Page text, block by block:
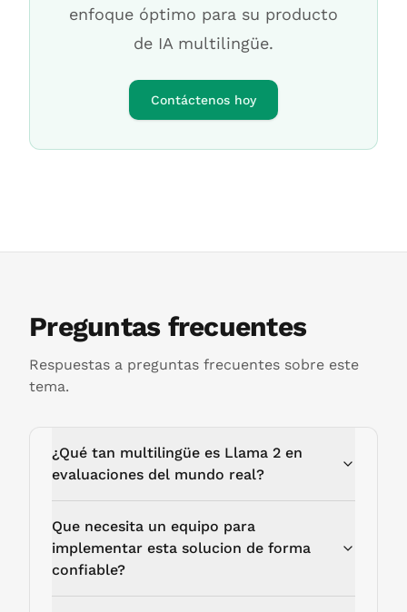
enfoque óptimo para su producto
de IA multilingüe.
Contáctenos hoy
Preguntas frecuentes
Respuestas a preguntas frecuentes sobre este
tema.
¿Qué tan multilingüe es Llama 2 en
evaluaciones del mundo real?
Que necesita un equipo para
implementar esta solucion de forma
confiable?